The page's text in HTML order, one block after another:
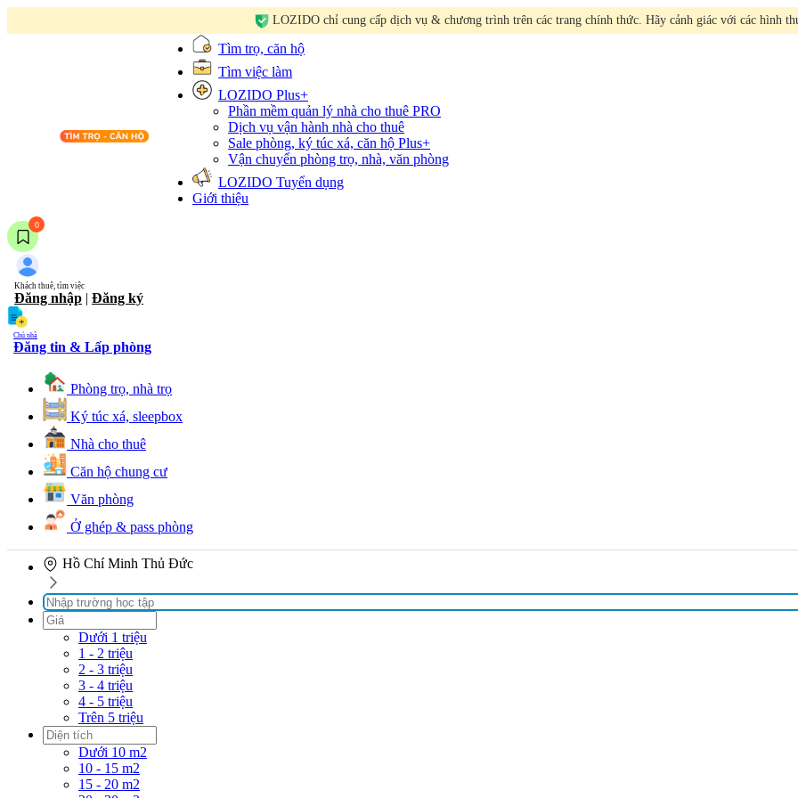
LOZIDO chỉ cung cấp dịch vụ & chương trình trên các trang chính thức. Hãy cảnh giác với các hình
Tìm trọ, căn hộ
Tìm việc làm
LOZIDO Plus+
Phần mềm quản lý nhà cho thuêPRO
Dịch vụ vận hành nhà cho thuê
Sale phòng, ký túc xá, căn hộPlus+
Vận chuyển phòng trọ, nhà, văn phòng
LOZIDO Tuyển dụng
Giới thiệu
0
Khách thuê, tìm việc
Đăng nhập | Đăng ký
Chủ nhà
Đăng tin & Lấp phòng
Phòng trọ, nhà trọ
Ký túc xá, sleepbox
Nhà cho thuê
Căn hộ chung cư
Văn phòng
Ở ghép & pass phòng
Hồ Chí Minh Thủ Đức
Dưới 1 triệu
1 - 2 triệu
2 - 3 triệu
3 - 4 triệu
4 - 5 triệu
Trên 5 triệu
Dưới 10 m2
10 - 15 m2
15 - 20 m2